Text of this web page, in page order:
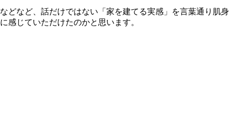
などなど、話だけではない「家を建てる実感」を言葉通り肌身
に感じていただけたのかと思います。